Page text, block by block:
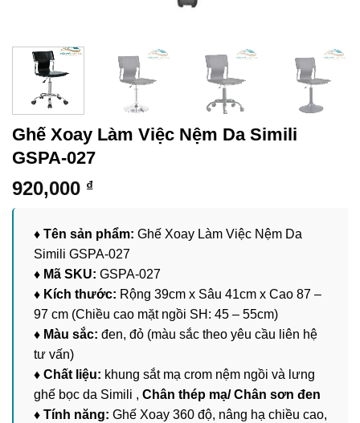
Ghế Xoay Làm Việc Nệm Da Simili
GSPA-027
920,000 ₫
♦ Tên sản phẩm: Ghế Xoay Làm Việc Nệm Da
Simili GSPA-027
♦ Mã SKU: GSPA-027
♦ Kích thước: Rộng 39cm x Sâu 41cm x Cao 87 –
97 cm (Chiều cao mặt ngồi SH: 45 – 55cm)
♦ Màu sắc: đen, đỏ (màu sắc theo yêu cầu liên hệ
tư vấn)
♦ Chất liệu: khung sắt mạ crom nệm ngồi và lưng
ghế bọc da Simili , Chân thép mạ/ Chân sơn đen
♦ Tính năng: Ghế Xoay 360 độ, nâng hạ chiều cao,